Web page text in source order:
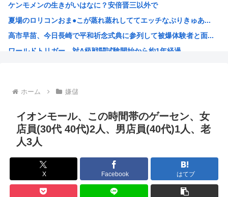
【セール】Amazonデバイス、Kindle、EchoS...
【悲報】ニチアサおじさん、甲子園のせいで放送休止になりブ...
熊本にボランティアが続々と集まってしまう… 嗚呼…
ケンモメンの生きがいはなに？安倍晋三以外で
夏場のロリコンおま●こが蒸れ蒸れしててエッチなぷりきゅあ...
高市早苗、今日長崎で平和祈念式典に参列して被爆体験者と面...
ワールドトリガー、対A級戦闘試験開始から約1年経過
バイデン前米大統領（83）死にそう 再選しなくてよかった...
「原爆はうそ」「放射線の被害はなかった」 信じる若者た...
プリキュア見てる奴らきもすぎんか？さすがに
韓国人「手術中に震度6強の地震、その時の日本の医療スタッ...
NARUTOを一巻から最後まで読んでみたけど、これ駄作じ...
ラジコンのキングタイガーでスズメバチの巣に突撃「ハチから...
【衝撃】映画鬼滅の刃の興行収入、407.5億円wwwww...
ホーム 嫌儲
イオンモール、この時間帯のゲーセン、女
店員(30代 40代)2人、男店員(40代)1人、老
人3人
X Facebook はてブ